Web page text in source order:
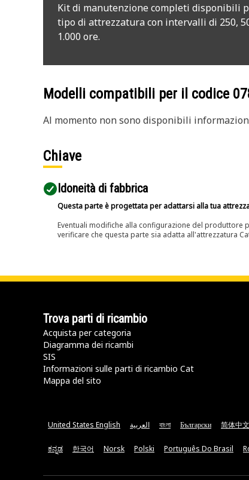
Kit di manutenzione completi disponibili
tipo di attrezzatura con intervalli di 250,
1.000 ore.
Modelli compatibili per il codice
Al momento non sono disponibili
Chiave
Idoneità di fabbrica
Questa parte è progettata per adattarsi alla tua
Eventuali modifiche alla configurazione del
verificare che questa parte sia adatta all'attrezzatura
Trova parti di ricambio
Acquista per categoria
Diagramma dei ricambi
SIS
Informazioni sulle parti di ricambio Cat
Mappa del sito
United States English العربية বাংলা Български 简体中文
ಕನ್ನಡ 한국어 Norsk Polski Português Do Brasil